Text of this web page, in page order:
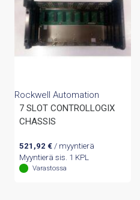
Rockwell Automation
7 SLOT CONTROLLOGIX
CHASSIS
521,92 €/ myyntierä
Myyntierä sis. 1 KPL
Varastossa